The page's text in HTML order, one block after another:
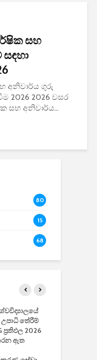
සහ
අනිවාර්ය ගුරු
2026 2026 වසර
සහ අනිවාර්ය...
80
15
68
තේරීම්
2026
ඇත